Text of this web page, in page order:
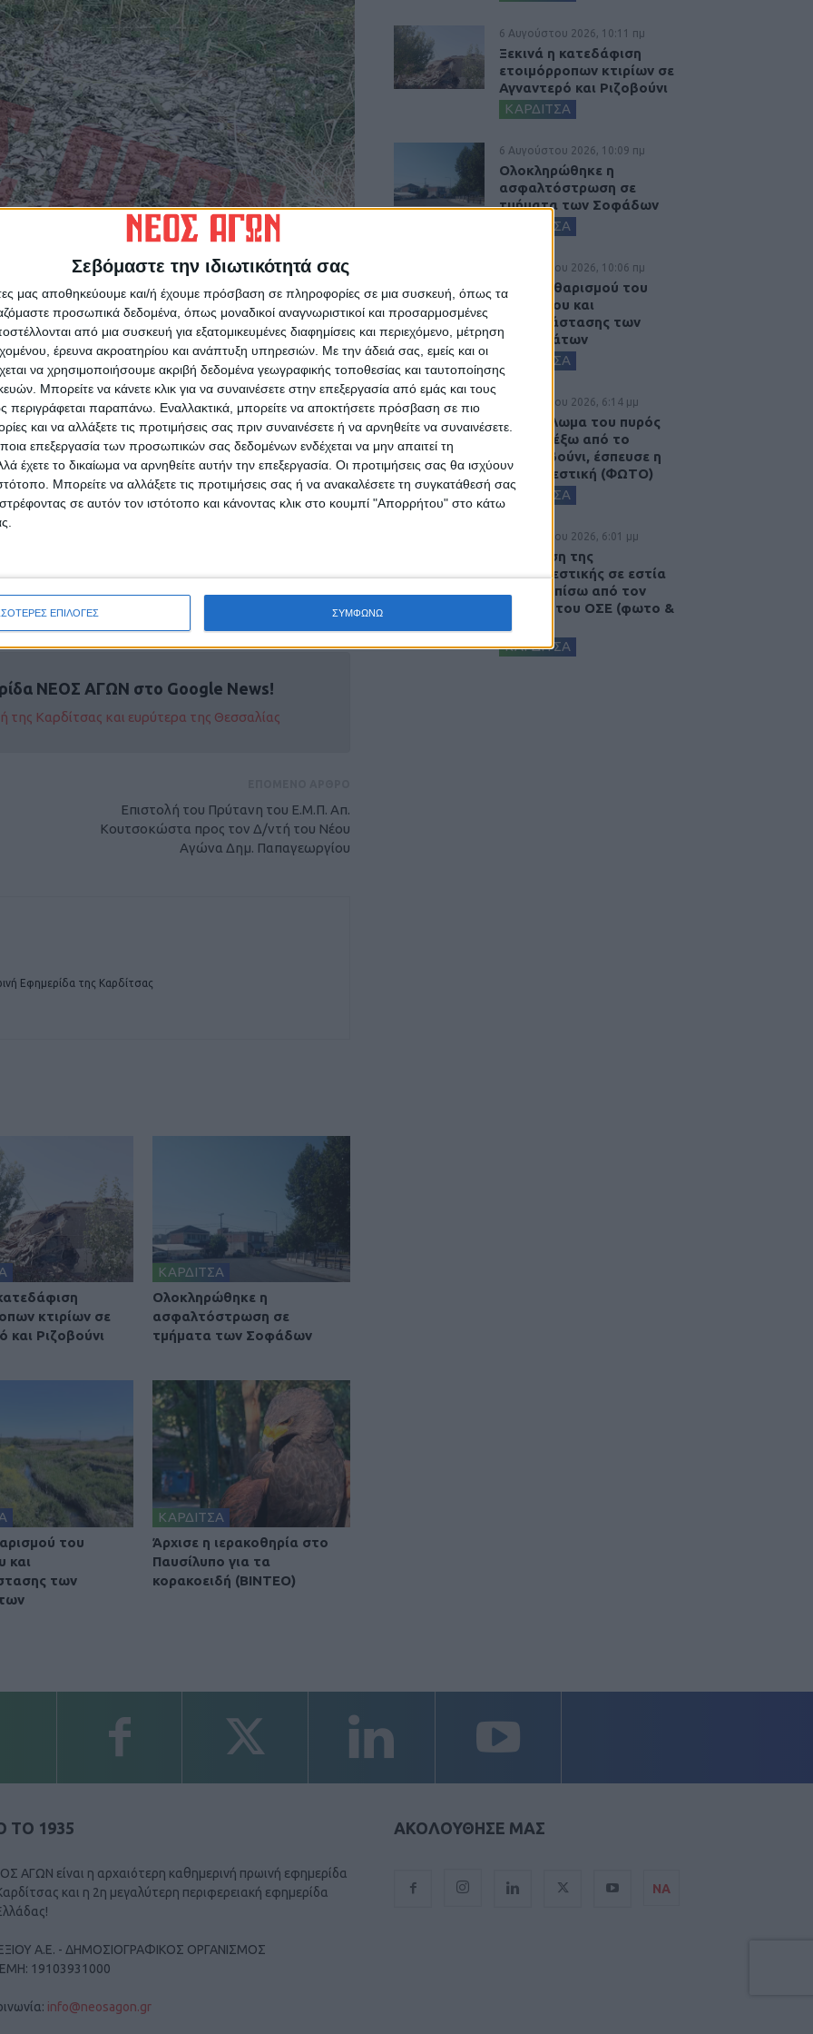
Σεβόμαστε την ιδιωτικότητά σας
μας αποθηκεύουμε και/ή έχουμε πρόσβαση σε πληροφορίες σε μια συσκευή, όπως τα
προσωπικά δεδομένα, όπως μοναδικοί αναγνωριστικοί και προσαρμοσμένες
από μια συσκευή για εξατομικευμένες διαφημίσεις και περιεχόμενο, μέτρηση
έρευνα ακροατηρίου και ανάπτυξη υπηρεσιών. Με την άδειά σας, εμείς και οι
να χρησιμοποιήσουμε ακριβή δεδομένα γεωγραφικής τοποθεσίας και ταυτοποίησης
Μπορείτε να κάνετε κλικ για να συναινέσετε στην επεξεργασία από εμάς και τους
περιγράφεται παραπάνω. Εναλλακτικά, μπορείτε να αποκτήσετε πρόσβαση σε πιο
και να αλλάξετε τις προτιμήσεις σας πριν συναινέσετε ή να αρνηθείτε να συναινέσετε.
επεξεργασία των προσωπικών σας δεδομένων ενδέχεται να μην απαιτεί τη
έχετε το δικαίωμα να αρνηθείτε αυτήν την επεξεργασία. Οι προτιμήσεις σας θα ισχύουν
Μπορείτε να αλλάξετε τις προτιμήσεις σας ή να ανακαλέσετε τη συγκατάθεσή σας
σε αυτόν τον ιστότοπο και κάνοντας κλικ στο κουμπί "Απορρήτου" στο κάτω
ΕΠΙΛΟΓΕΣ ΣΥΜΦΩΝΩ
η ανησ χία είναι έκδηλη, καθώς φοβούνται το
του ποταμού.
της Τοπικής Κοινότητας Μεταμόρφωσης κ.
την εικόνα των νεκρών ψαριών,
και κατά πόσο το πράσινο χρώμα του νερού
και για την υγεία των ίδιων των
ΝΕΟΣ ΑΓΩΝ στο Google News!
της Καρδίτσας και ευρύτερα της Θεσσαλίας
Επιστολή του Πρύτανη του Ε.Μ.Π. Απ.
Κουτσοκώστα προς τον Δ/ντή του Νέου
Αγώνα Δημ. Παπαγεωργίου
Εφημερίδα της Καρδίτσας
κτιρίων σε
και Ριζοβούνι
ΚΑΡΔΙΤΣΑ
Ολοκληρώθηκε η
ασφαλτόστρωση σε
τμήματα των Σοφάδων
του
και
των
ΚΑΡΔΙΤΣΑ
Άρχισε η ιερακοθηρία στο
Παυσίλυπο για τα
κορακοειδή (ΒΙΝΤΕΟ)
6 Αυγούστου 2026, 10:11 πμ
Ξεκινά η κατεδάφιση
ετοιμόρροπων κτιρίων σε
Αγναντερό και Ριζοβούνι
ΚΑΡΔΙΤΣΑ
6 Αυγούστου 2026, 10:09 πμ
Ολοκληρώθηκε η
ασφαλτόστρωση σε
τμήματα των Σοφάδων
ΚΑΡΔΙΤΣΑ
6 Αυγούστου 2026, 10:06 πμ
Έργο καθαρισμού του
Ρογόζινου και
αποκατάστασης των
αναχωμάτων
ΚΑΡΔΙΤΣΑ
5 Αυγούστου 2026, 6:14 μμ
Παρανάλωμα του πυρός
έγινε ΙΧ έξω από το
Μορφοβούνι, έσπευσε η
Πυροσβεστική (ΦΩΤΟ)
ΚΑΡΔΙΤΣΑ
5 Αυγούστου 2026, 6:01 μμ
Επέμβαση της
Πυροσβεστικής σε εστία
φωτιάς πίσω από τον
σταθμό του ΟΣΕ (φωτο &
ΚΑΡΔΙΤΣΑ
ΤΟ 1935
ΑΓΩΝ είναι η αρχαιότερη καθημερινή πρωινή εφημερίδα
και η 2η μεγαλύτερη περιφερειακή εφημερίδα
Α.Ε. - ΔΗΜΟΣΙΟΓΡΑΦΙΚΟΣ ΟΡΓΑΝΙΣΜΟΣ
19103931000
info@neosagon.gr
ΑΚΟΛΟΥΘΗΣΕ ΜΑΣ
ΝΑ